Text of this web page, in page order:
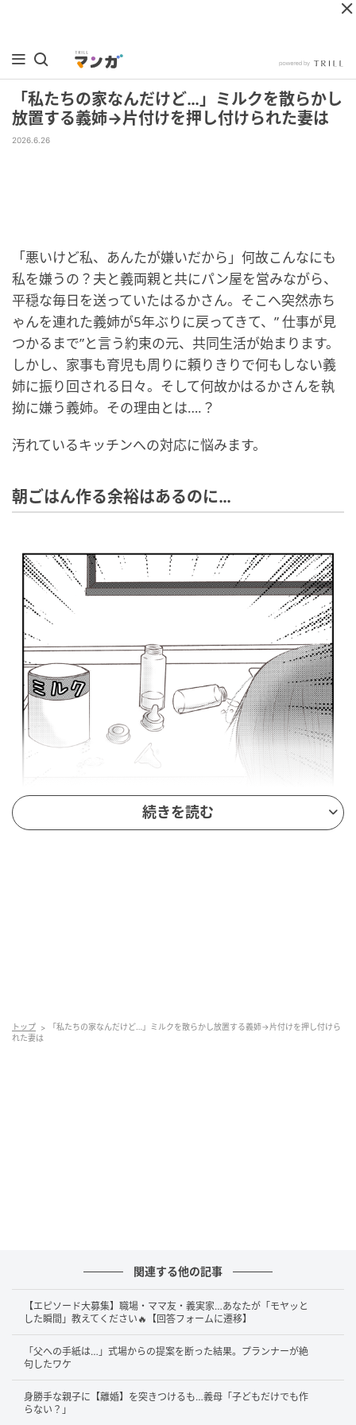
「私たちの家なんだけど…」ミルクを散らかし
放置する義姉→片付けを押し付けられた妻は
2026.6.26
「悪いけど私、あんたが嫌いだから」何故こんなにも
私を嫌うの？夫と義両親と共にパン屋を営みながら、
平穏な毎日を送っていたはるかさん。そこへ突然赤ち
ゃんを連れた義姉が5年ぶりに戻ってきて、” 仕事が見
つかるまで”と言う約束の元、共同生活が始まります。
しかし、家事も育児も周りに頼りきりで何もしない義
姉に振り回される日々。そして何故かはるかさんを執
拗に嫌う義姉。その理由とは….？
汚れているキッチンへの対応に悩みます。
朝ごはん作る余裕はあるのに…
続きを読む
トップ
「私たちの家なんだけど…」ミルクを散らかし放置する義姉→片付けを押し付けら
れた妻は
関連する他の記事
【エピソード大募集】職場・ママ友・義実家…あなたが「モヤッと
した瞬間」教えてください🔥【回答フォームに遷移】
「父への手紙は…」式場からの提案を断った結果。プランナーが絶
句したワケ
身勝手な親子に【離婚】を突きつけるも…義母「子どもだけでも作
らない？」